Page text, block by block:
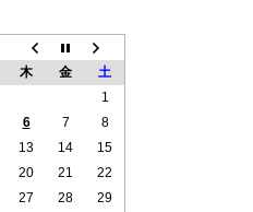
木 金
土
1
6 7
8
13 14
15
20 21
22
27 28
29